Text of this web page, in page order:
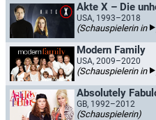
Akte X – Die
USA, 1993–2018
(Schauspielerin in
Modern Family
USA, 2009–2020
(Schauspielerin in
Absolutely
GB, 1992–2012
(Schauspielerin)